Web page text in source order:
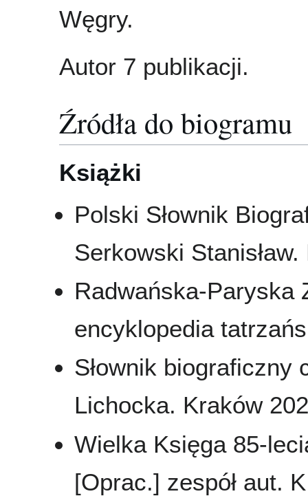
Węgry.
Autor 7 publikacji.
Źródła do biogramu
Książki
Polski Słownik
Serkowski
Radwańska-Paryska
encyklopedia
Słownik biograficzny
Lichocka. Kraków
Wielka Księga 85-
[Oprac.] zespół aut.